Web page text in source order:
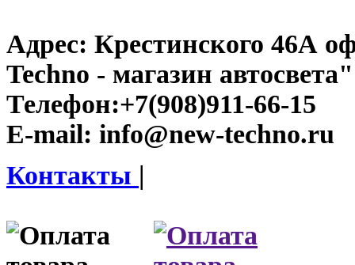
Адрес: Крестинского 46А
Techno - магазин автосвета"
Телефон:+7(908)911-66-15
E-mail: info@new-techno.ru
Контакты |